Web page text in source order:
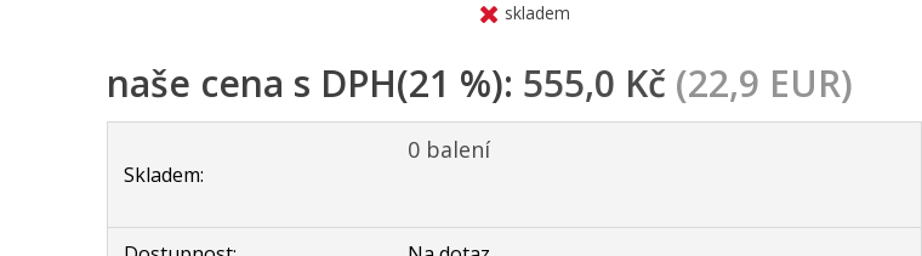
skladem
naše cena s DPH(21 %): 555,0 Kč (22,9 EUR)
Skladem:
0 balení